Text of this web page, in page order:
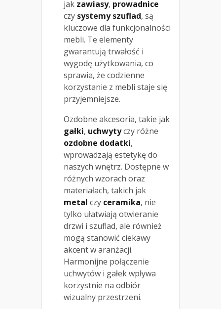
jak zawiasy, prowadnice
czy systemy szuflad, są
kluczowe dla funkcjonalności
mebli. Te elementy
gwarantują trwałość i
wygodę użytkowania, co
sprawia, że codzienne
korzystanie z mebli staje się
przyjemniejsze.
Ozdobne akcesoria, takie jak
gałki, uchwytyczy różne
ozdobne dodatki,
wprowadzają estetykę do
naszych wnętrz. Dostępne w
różnych wzorach oraz
materiałach, takich jak
metal czy ceramika, nie
tylko ułatwiają otwieranie
drzwi i szuflad, ale również
mogą stanowić ciekawy
akcent w aranżacji.
Harmonijne połączenie
uchwytów i gałek wpływa
korzystnie na odbiór
wizualny przestrzeni.